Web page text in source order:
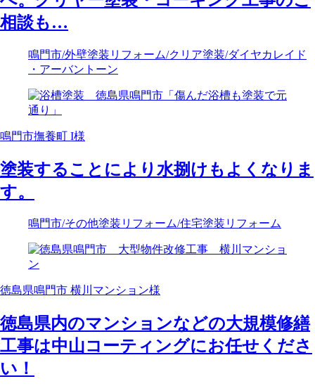
相談も…
鳴門市/外壁塗装リフォーム/クリア塗装/ダイヤカレイド
・アーバントーン
鳴門市撫養町 I様
塗装することにより水捌けもよくなりま
す。
鳴門市/その他塗装リフォーム/住宅塗装リフォーム
徳島県鳴門市 横川マンション様
徳島県内のマンションなどの大規模修繕
工事は中山コーティングにお任せくださ
い！